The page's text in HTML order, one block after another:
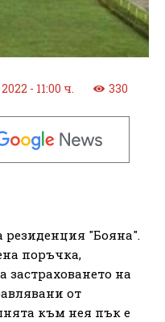
- 11:00 ч. 330
резиденция "Бояна".
поръчка,
застраховането на
от
към нея пък е